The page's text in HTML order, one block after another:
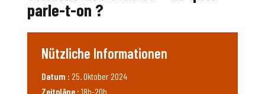
parle-t-on ?
Nützliche Informationen
Datum : 25. Oktober 2024
Zeitpläne : 18h-20h